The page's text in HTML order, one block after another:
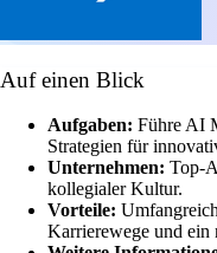
Auf einen Blick
Aufgaben: Führe AI
Strategien für
Unternehmen: Top-
kollegialer Kultur.
Vorteile:
Karrierewege und ein